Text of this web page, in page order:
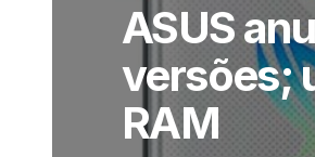
ASUS
versões;
RAM